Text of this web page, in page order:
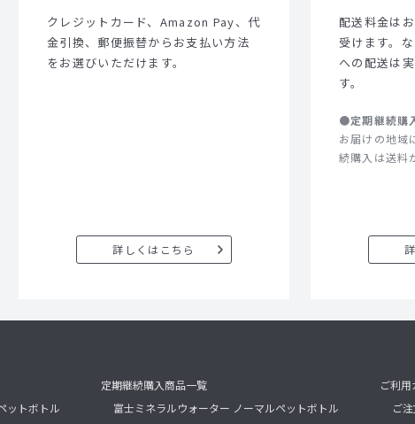
クレジットカード、Amazon Pay、代
金引換、郵便振替からお支払い方法
をお選びいただけます。
詳しくはこちら
配送料金は
受けます。
への配送は
す。
●定期継続購
お届けの地域
続購入は送料
ットボトル
定期継続購入商品一覧
富士ミネラルウォーター ノーマルペットボトル
ご利用
ご